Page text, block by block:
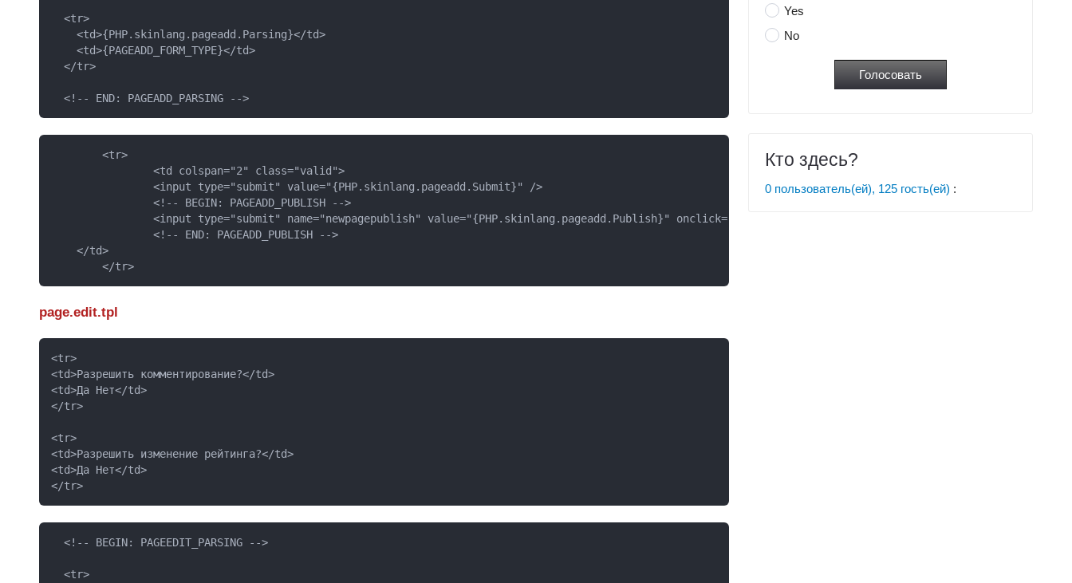
  <tr>
    <td>{PHP.skinlang.pageadd.Parsing}</td>
    <td>{PAGEADD_FORM_TYPE}</td>
  </tr>
  <!-- END: PAGEADD_PARSING -->
    </td>
	</tr>
page.edit.tpl
<tr>
<td>Разрешить комментирование?</td>
<td>Да Нет</td>
</tr>
<tr>
<td>Разрешить изменение рейтинга?</td>
<td>Да Нет</td>
</tr>
  <!-- BEGIN: PAGEEDIT_PARSING -->
  <tr>
Yes
No
Кто здесь?
0 пользователь(ей), 125 гость(ей) :